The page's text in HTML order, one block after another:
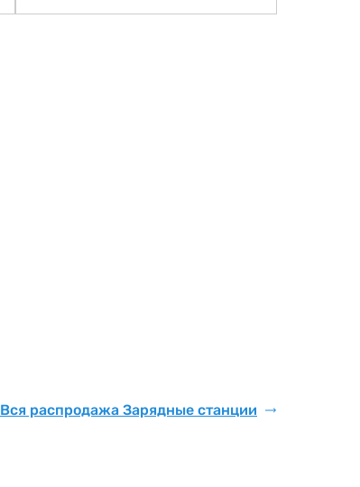
Вся распродажа Зарядные станции